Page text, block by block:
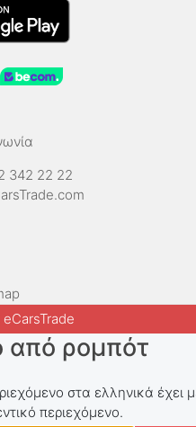
342 22 22
ρομπότ
στα ελληνικά έχει
περιεχόμενο.